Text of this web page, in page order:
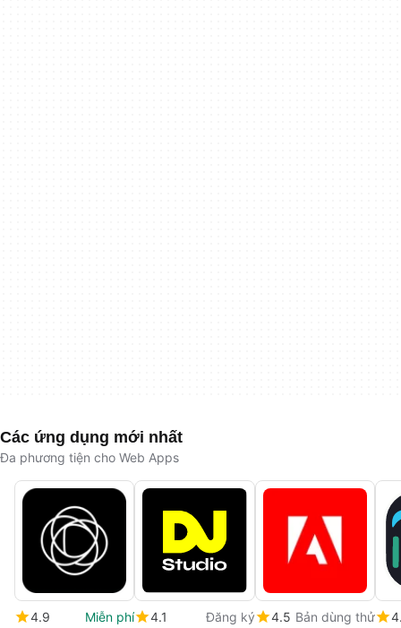
Các ứng dụng mới nhất
Đa phương tiện cho Web Apps
4.9
Miễn phí
4.1
Đăng ký
4.5 Bản dùng thử